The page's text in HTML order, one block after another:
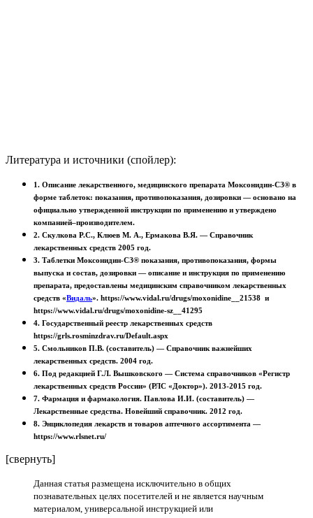
Литература и источники (спойлер):
1. Описание лекарственного, медицинского препарата Моксонидин-СЗ® в
форме таблеток: показания, противопоказания, дозировки — основано на
официально утвержденной инструкции по применению и утверждено
компанией–производителем.
2. Скулкова Р.С., Клюев М. А., Ермакова В.Я. — Справочник
лекарственных средств 2005 год.
3. Таблетки Моксонидин-СЗ® показания, противопоказания, формы
выпуска и состав, дозировки — описание и инструкция по применению
препарата, предоставлены медицинским справочником лекарственных
средств «Видаль». https://www.vidal.ru/drugs/moxonidine__21538 и
https://www.vidal.ru/drugs/moxonidine-sz__41295
4. Государственный реестр лекарственных средств
https://grls.rosminzdrav.ru/Default.aspx
5. Смольников П.В. (составитель) — Справочник важнейших
лекарственных средств. 2004 год.
6. Под редакцией Г.Л. Вышковского — Система справочников «Регистр
лекарственных средств России» (РЛС «Доктор»). 2013-2015 год.
7. Фармация и фармакология. Павлова И.И. (составитель) —
Лекарственные средства. Новейший справочник. 2012 год.
8. Энциклопедия лекарств и товаров аптечного ассортимента —
https://www.rlsnet.ru/
[свернуть]
Данная статья размещена исключительно в общих
познавательных целях посетителей и не является научным
материалом, универсальной инструкцией или